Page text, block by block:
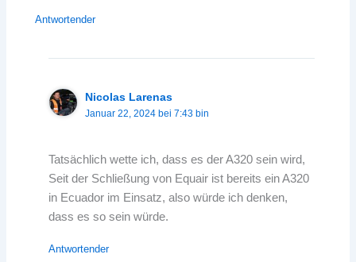
Antwortender
Nicolas Larenas
Januar 22, 2024 bei 7:43 bin
Tatsächlich wette ich, dass es der A320 sein wird,
Seit der Schließung von Equair ist bereits ein A320
in Ecuador im Einsatz, also würde ich denken,
dass es so sein würde.
Antwortender